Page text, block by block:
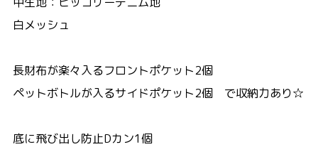
白メッシュ
長財布が楽々入るフロントポケット2個
ペットボトルが入るサイドポケット2個 で収納力あり☆
底に飛び出し防止Dカン1個